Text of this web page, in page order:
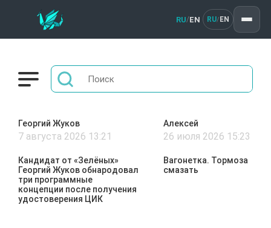
RU/EN RU/ EN
Георгий Жуков
7 августа 2026 13:21
Кандидат от «Зелёных»
Георгий Жуков обнародовал
три программные
концепции после получения
удостоверения ЦИК
Алексей
26 июля 2026 15:23
Вагонетка. Тормоза
смазать